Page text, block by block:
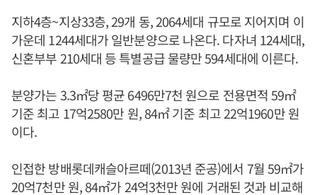
지하4층~지상33층, 29개 동, 2064세대 규모로 지어지며 이
가운데 1244세대가 일반분양으로 나온다. 다자녀 124세대,
신혼부부 210세대 등 특별공급 물량만 594세대에 이른다.
분양가는 3.3㎡당 평균 6496만7천 원으로 전용면적 59㎡
기준 최고 17억2580만 원, 84㎡ 기준 최고 22억1960만 원
이다.
인접한 방배롯데캐슬아르떼(2013년 준공)에서 7월 59㎡가
20억7천만 원, 84㎡가 24억3천만 원에 거래된 것과 비교해